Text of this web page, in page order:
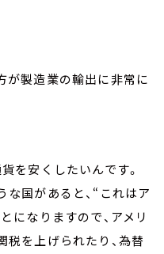
が製造業の輸出に非常に
を安くしたいんです。
な国があると、“これはア
になりますので、アメリ
税を上げられたり、為替